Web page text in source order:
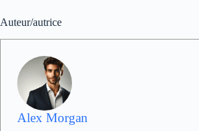
Auteur/autrice
Alex Morgan